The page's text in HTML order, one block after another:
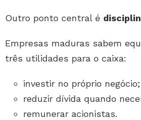
Outro ponto central é
Empresas maduras sabem
três utilidades para o caixa:
investir no próprio negócio;
reduzir dívida quando
remunerar acionistas.